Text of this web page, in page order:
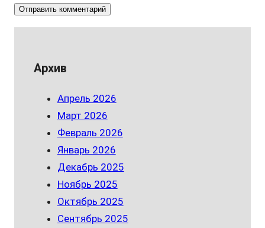
Архив
Апрель 2026
Март 2026
Февраль 2026
Январь 2026
Декабрь 2025
Ноябрь 2025
Октябрь 2025
Сентябрь 2025